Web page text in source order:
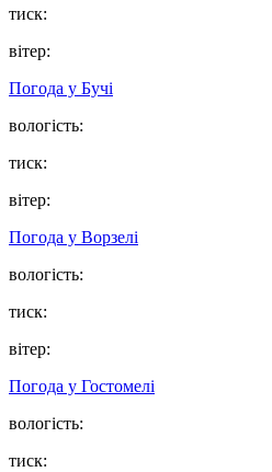
тиск:
вітер:
Погода у Бучі
вологість:
тиск:
вітер:
Погода у Ворзелі
вологість:
тиск:
вітер:
Погода у Гостомелі
вологість:
тиск: